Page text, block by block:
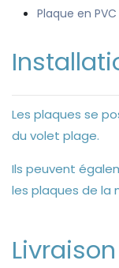
Plaque en
Les plaques se
du volet plage.
Ils peuvent
les plaques de la
Livraison